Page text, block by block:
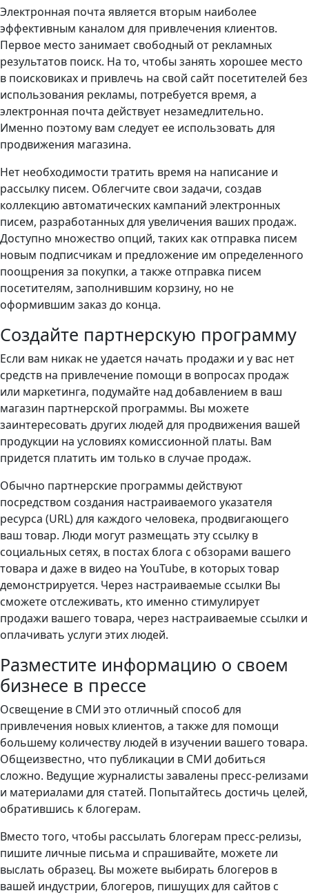
Электронная почта является вторым наиболее
эффективным каналом для привлечения клиентов.
Первое место занимает свободный от рекламных
результатов поиск. На то, чтобы занять хорошее место
в поисковиках и привлечь на свой сайт посетителей без
использования рекламы, потребуется время, а
электронная почта действует незамедлительно.
Именно поэтому вам следует ее использовать для
продвижения магазина.
Нет необходимости тратить время на написание и
рассылку писем. Облегчите свои задачи, создав
коллекцию автоматических кампаний электронных
писем, разработанных для увеличения ваших продаж.
Доступно множество опций, таких как отправка писем
новым подписчикам и предложение им определенного
поощрения за покупки, а также отправка писем
посетителям, заполнившим корзину, но не
оформившим заказ до конца.
Создайте партнерскую программу
Если вам никак не удается начать продажи и у вас нет
средств на привлечение помощи в вопросах продаж
или маркетинга, подумайте над добавлением в ваш
магазин партнерской программы. Вы можете
заинтересовать других людей для продвижения вашей
продукции на условиях комиссионной платы. Вам
придется платить им только в случае продаж.
Обычно партнерские программы действуют
посредством создания настраиваемого указателя
ресурса (URL) для каждого человека, продвигающего
ваш товар. Люди могут размещать эту ссылку в
социальных сетях, в постах блога с обзорами вашего
товара и даже в видео на YouTube, в которых товар
демонстрируется. Через настраиваемые ссылки Вы
сможете отслеживать, кто именно стимулирует
продажи вашего товара, через настраиваемые ссылки и
оплачивать услуги этих людей.
Разместите информацию о своем
бизнесе в прессе
Освещение в СМИ это отличный способ для
привлечения новых клиентов, а также для помощи
большему количеству людей в изучении вашего товара.
Общеизвестно, что публикации в СМИ добиться
сложно. Ведущие журналисты завалены пресс-релизами
и материалами для статей. Попытайтесь достичь целей,
обратившись к блогерам.
Вместо того, чтобы рассылать блогерам пресс-релизы,
пишите личные письма и спрашивайте, можете ли
выслать образец. Вы можете выбирать блогеров в
вашей индустрии, блогеров, пишущих для сайтов с